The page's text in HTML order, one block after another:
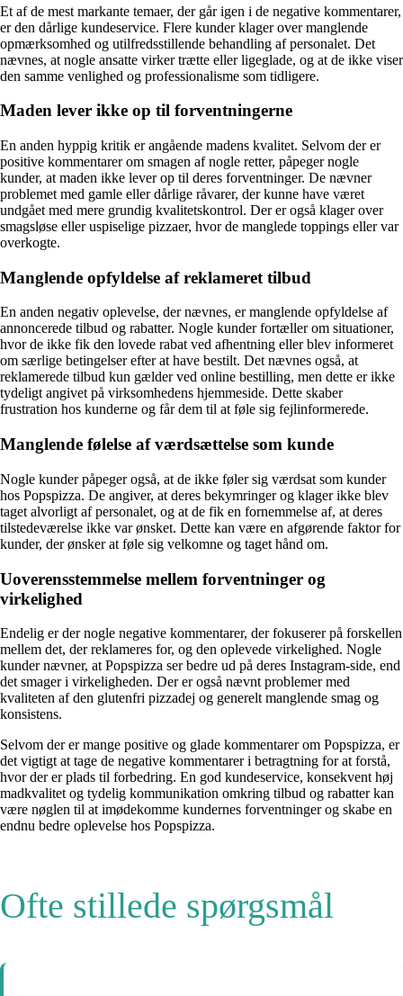
Et af de mest markante temaer, der går igen i de negative kommentarer,
er den dårlige kundeservice. Flere kunder klager over manglende
opmærksomhed og utilfredsstillende behandling af personalet. Det
nævnes, at nogle ansatte virker trætte eller ligeglade, og at de ikke viser
den samme venlighed og professionalisme som tidligere.
Maden lever ikke op til forventningerne
En anden hyppig kritik er angående madens kvalitet. Selvom der er
positive kommentarer om smagen af nogle retter, påpeger nogle
kunder, at maden ikke lever op til deres forventninger. De nævner
problemet med gamle eller dårlige råvarer, der kunne have været
undgået med mere grundig kvalitetskontrol. Der er også klager over
smagsløse eller uspiselige pizzaer, hvor de manglede toppings eller var
overkogte.
Manglende opfyldelse af reklameret tilbud
En anden negativ oplevelse, der nævnes, er manglende opfyldelse af
annoncerede tilbud og rabatter. Nogle kunder fortæller om situationer,
hvor de ikke fik den lovede rabat ved afhentning eller blev informeret
om særlige betingelser efter at have bestilt. Det nævnes også, at
reklamerede tilbud kun gælder ved online bestilling, men dette er ikke
tydeligt angivet på virksomhedens hjemmeside. Dette skaber
frustration hos kunderne og får dem til at føle sig fejlinformerede.
Manglende følelse af værdsættelse som kunde
Nogle kunder påpeger også, at de ikke føler sig værdsat som kunder
hos Popspizza. De angiver, at deres bekymringer og klager ikke blev
taget alvorligt af personalet, og at de fik en fornemmelse af, at deres
tilstedeværelse ikke var ønsket. Dette kan være en afgørende faktor for
kunder, der ønsker at føle sig velkomne og taget hånd om.
Uoverensstemmelse mellem forventninger og
virkelighed
Endelig er der nogle negative kommentarer, der fokuserer på forskellen
mellem det, der reklameres for, og den oplevede virkelighed. Nogle
kunder nævner, at Popspizza ser bedre ud på deres Instagram-side, end
det smager i virkeligheden. Der er også nævnt problemer med
kvaliteten af den glutenfri pizzadej og generelt manglende smag og
konsistens.
Selvom der er mange positive og glade kommentarer om Popspizza, er
det vigtigt at tage de negative kommentarer i betragtning for at forstå,
hvor der er plads til forbedring. En god kundeservice, konsekvent høj
madkvalitet og tydelig kommunikation omkring tilbud og rabatter kan
være nøglen til at imødekomme kundernes forventninger og skabe en
endnu bedre oplevelse hos Popspizza.
Ofte stillede spørgsmål